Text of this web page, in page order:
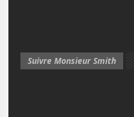
Suivre Monsieur Smith